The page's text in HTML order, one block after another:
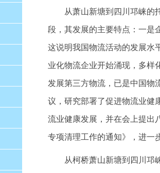
从萧山新塘到四川邛崃的
段，其发展的主要特点：一是
这说明我国物流活动的发展水
业化物流企业开始涌现，多样
发展第三方物流，已是中国物
议，研究部署了促进物流业健
流业健康发展，并在会上提出
专项清理工作的通知》，进一
从柯桥萧山新塘到四川邛